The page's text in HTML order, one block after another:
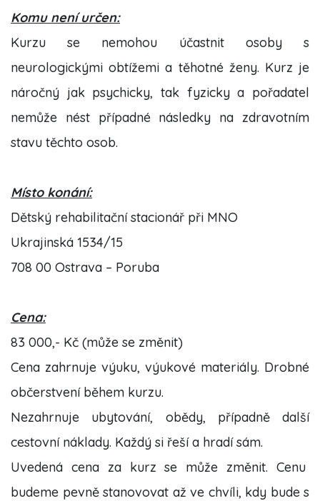
Komu není určen:
Kurzu se nemohou účastnit osoby s
neurologickými obtížemi a těhotné ženy. Kurz je
náročný jak psychicky, tak fyzicky a pořadatel
nemůže nést případné následky na zdravotním
stavu těchto osob.
Místo konání:
Dětský rehabilitační stacionář při MNO
Ukrajinská 1534/15
708 00 Ostrava – Poruba
Cena:
83 000,- Kč (může se změnit)
Cena zahrnuje výuku, výukové materiály. Drobné
občerstvení během kurzu.
Nezahrnuje ubytování, obědy, případně další
cestovní náklady. Každý si řeší a hradí sám.
Uvedená cena za kurz se může změnit. Cenu
budeme pevně stanovovat až ve chvíli, kdy bude s